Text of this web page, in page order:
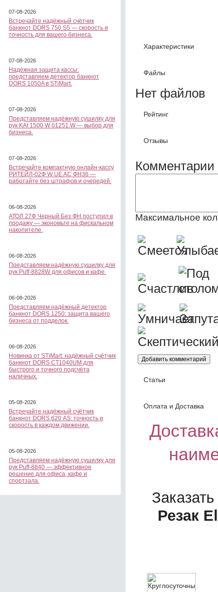
07-08-2026
Встречайте надёжный счётчик
банкнот DORS 750 S5 — скорость и
точность для вашего бизнеса.
07-08-2026
Надёжная защита кассы:
представляем детектор банкнот
DORS 1050A в STiMart.
07-08-2026
Представляем надёжную сушилку для
рук KAI 1500 W 01251.W — выбор для
бизнеса.
07-08-2026
Встречайте компактную онлайн-кассу
РИТЕЙЛ-02Ф W UE AC ФН36 —
работайте без штрафов и очередей.
06-08-2026
АТОЛ 27Ф Черный Без ФН поступил в
продажу — экономьте на фискальном
накопителе.
06-08-2026
Представляем надёжную сушилку для
рук Puff-8828W для офисов и кафе.
06-08-2026
Представляем надёжный детектор
банкнот DORS 1250: защита вашего
бизнеса от подделок.
06-08-2026
Новинка от STiMart: надёжный счётчик
банкнот DORS CT1040UM для
быстрого и точного подсчёта
наличных.
05-08-2026
Встречайте надёжный счётчик
банкнот DORS 620 АS: точность и
скорость в каждом движении.
05-08-2026
Представляем надёжную сушилку для
рук Puff-8840 — эффективное
решение для офиса, кафе и
спортзала.
Характеристики
Файлы
Нет файлов
Рейтинг
Отзывы
Комментарии
Максимальное
Статьи
Оплата и Доставка
Резак